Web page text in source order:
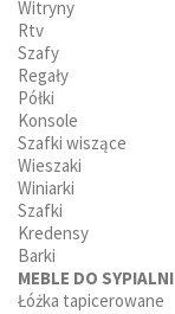
Witryny
Rtv
Szafy
Regały
Półki
Konsole
Szafki wiszące
Wieszaki
Winiarki
Szafki
Kredensy
Barki
MEBLE DO SYPIALNI
Łóżka tapicerowane